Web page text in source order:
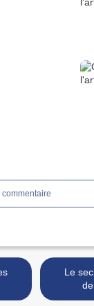
Le